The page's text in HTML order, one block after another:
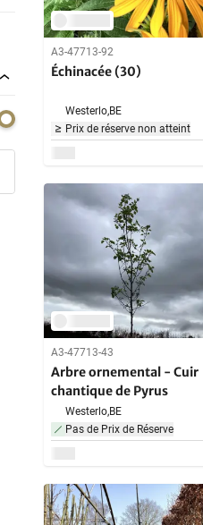
A3-47713-92
Échinacée (30)
Westerlo,BE
Prix de réserve non atteint
A3-47713-43
Arbre ornemental - Cuir
chantique de Pyrus
Westerlo,BE
Pas de Prix de Réserve